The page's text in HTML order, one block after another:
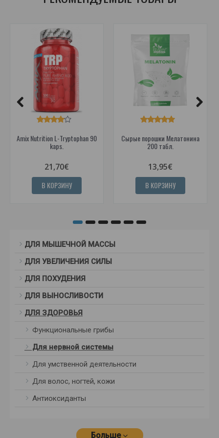
Amix Nutrition L-Tryptophan 90
kaps.
21,70€
В КОРЗИНУ
Сырые порошки Мелатонина
200 табл.
13,95€
В КОРЗИНУ
ДЛЯ МЫШЕЧНОЙ МАССЫ
ДЛЯ УВЕЛИЧЕНИЯ СИЛЫ
ДЛЯ ПОХУДЕНИЯ
ДЛЯ ВЫНОСЛИВОСТИ
ДЛЯ ЗДОРОВЬЯ
Функциональные грибы
Для нервной системы
Для умственной деятельности
Для волос, ногтей, кожи
Антиоксиданты
Больше